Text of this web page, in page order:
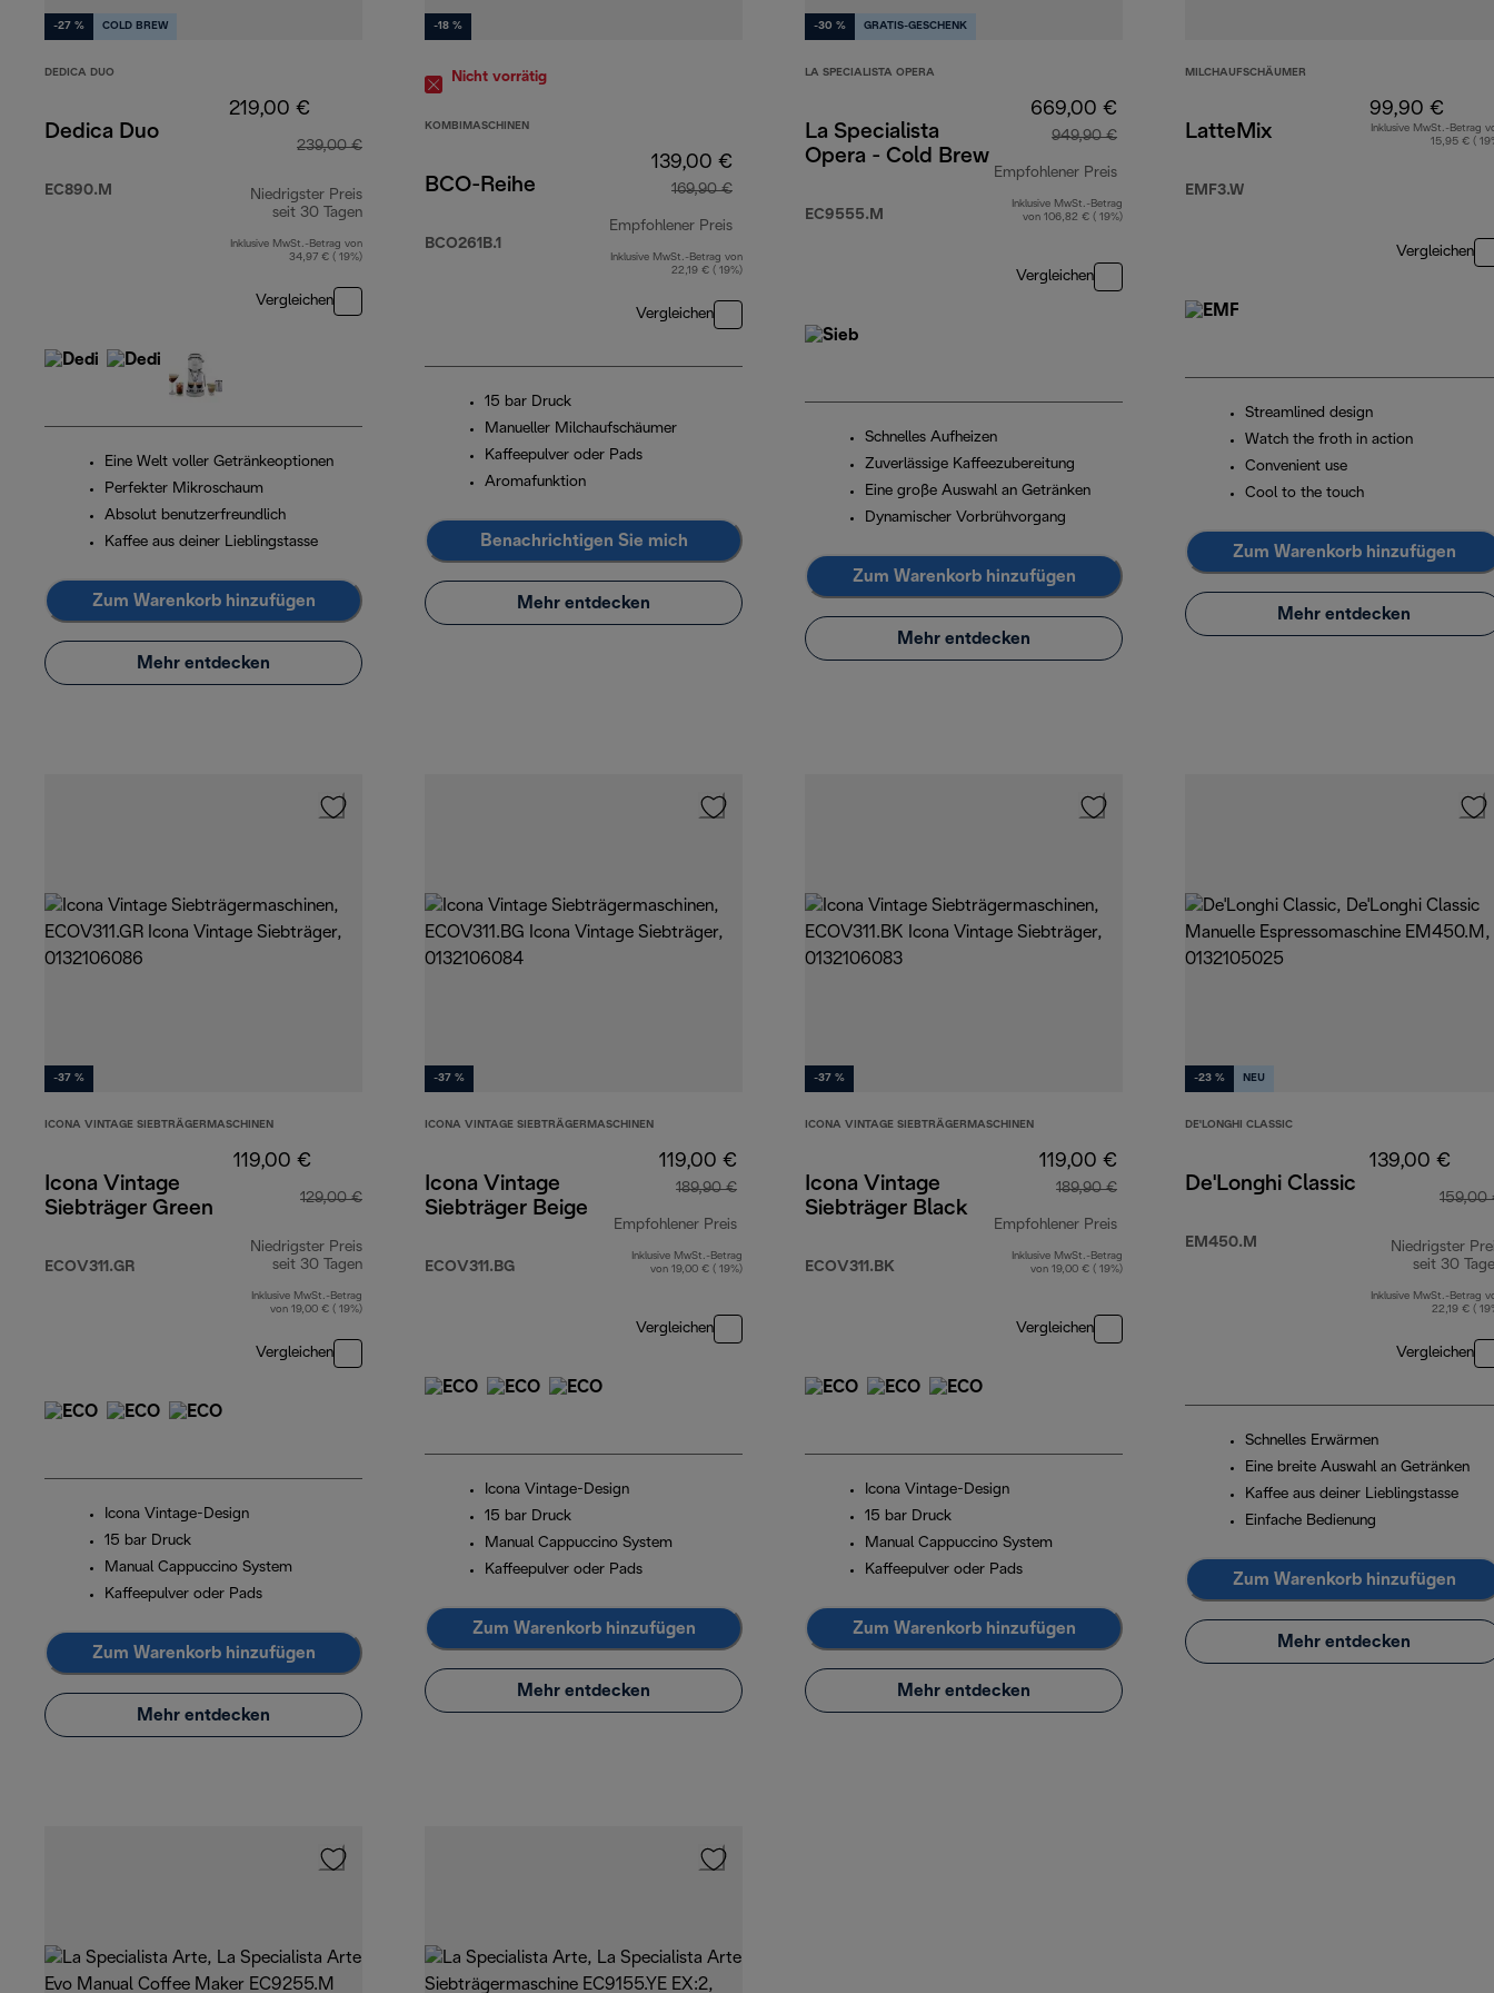
-27 % COLD BREW
DEDICA DUO
Dedica Duo
EC890.M
219,00 €
239,00 €
Niedrigster Preis
seit 30 Tagen
Inklusive MwSt.-Betrag von
34,97 € ( 19%)
Vergleichen
Eine Welt voller Getränkeoptionen
Perfekter Mikroschaum
Absolut benutzerfreundlich
Kaffee aus deiner Lieblingstasse
Zum Warenkorb hinzufügen
Mehr entdecken
-18 %
Nicht vorrätig
KOMBIMASCHINEN
BCO-Reihe
BCO261B.1
139,00 €
169,90 €
Empfohlener Preis
Originalpreis 169,90 €
Inklusive MwSt.-Betrag von
22,19 € ( 19%)
Vergleichen
15 bar Druck
Manueller Milchaufschäumer
Kaffeepulver oder Pads
Aromafunktion
Benachrichtigen Sie mich
Mehr entdecken
-30 % GRATIS-GESCHENK
LA SPECIALISTA OPERA
La Specialista
Opera - Cold Brew
EC9555.M
669,00 €
949,90 €
Empfohlener Preis
Originalpreis 949,90 €
Inklusive MwSt.-Betrag
von 106,82 € ( 19%)
Vergleichen
Schnelles Aufheizen
Zuverlässige Kaffeezubereitung
Eine große Auswahl an Getränken
Dynamischer Vorbrühvorgang
Zum Warenkorb hinzufügen
Mehr entdecken
MILCHAUFSCHÄUMER
LatteMix
EMF3.W
99,90 €
Inklusive MwSt.-Betrag
15,95 € (
Vergleichen
Streamlined design
Watch the froth in action
Convenient use
Cool to the touch
Zum Warenkorb hinzufügen
Mehr entdecken
-37 %
ICONA VINTAGE SIEBTRÄGERMASCHINEN
Icona Vintage
Siebträger Green
ECOV311.GR
119,00 €
129,00 €
Niedrigster Preis
seit 30 Tagen
Inklusive MwSt.-Betrag
von 19,00 € ( 19%)
Vergleichen
Icona Vintage-Design
15 bar Druck
Manual Cappuccino System
Kaffeepulver oder Pads
Zum Warenkorb hinzufügen
Mehr entdecken
-37 %
ICONA VINTAGE SIEBTRÄGERMASCHINEN
Icona Vintage
Siebträger Beige
ECOV311.BG
119,00 €
189,90 €
Empfohlener Preis
Originalpreis 189,90 €
Inklusive MwSt.-Betrag
von 19,00 € ( 19%)
Vergleichen
Icona Vintage-Design
15 bar Druck
Manual Cappuccino System
Kaffeepulver oder Pads
Zum Warenkorb hinzufügen
Mehr entdecken
-37 %
ICONA VINTAGE SIEBTRÄGERMASCHINEN
Icona Vintage
Siebträger Black
ECOV311.BK
119,00 €
189,90 €
Empfohlener Preis
Originalpreis 189,90 €
Inklusive MwSt.-Betrag
von 19,00 € ( 19%)
Vergleichen
Icona Vintage-Design
15 bar Druck
Manual Cappuccino System
Kaffeepulver oder Pads
Zum Warenkorb hinzufügen
Mehr entdecken
-23 % NEU
DE'LONGHI CLASSIC
De'Longhi Classic
EM450.M
139,00 €
159,00
Niedrigster
seit 30
Inklusive MwSt.-Betrag
22,19 € (
Vergleichen
Schnelles Erwärmen
Eine breite Auswahl an Getränken
Kaffee aus deiner Lieblingstasse
Einfache Bedienung
Zum Warenkorb hinzufügen
Mehr entdecken